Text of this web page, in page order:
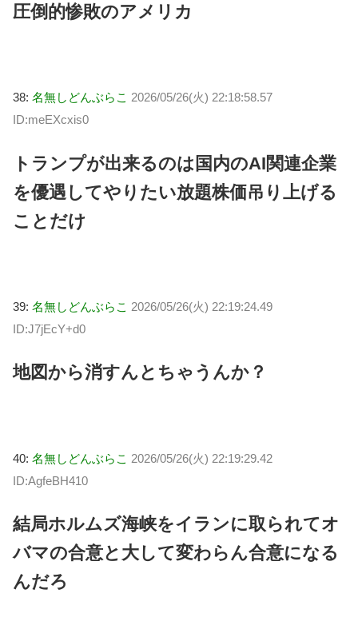
圧倒的惨敗のアメリカ
38: 名無しどんぶらこ 2026/05/26(火) 22:18:58.57
ID:meEXcxis0
トランプが出来るのは国内のAI関連企業
を優遇してやりたい放題株価吊り上げる
ことだけ
39: 名無しどんぶらこ 2026/05/26(火) 22:19:24.49
ID:J7jEcY+d0
地図から消すんとちゃうんか？
40: 名無しどんぶらこ 2026/05/26(火) 22:19:29.42
ID:AgfeBH410
結局ホルムズ海峡をイランに取られてオ
バマの合意と大して変わらん合意になる
んだろ